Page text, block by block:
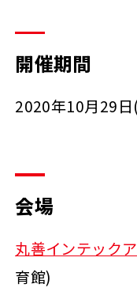
開催期間
2020年10月29
会場
丸善インテック
育館)